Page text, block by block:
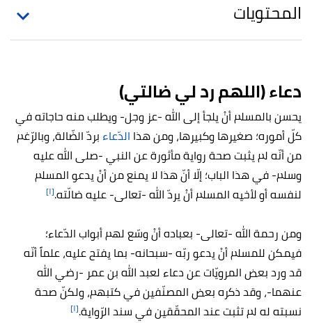
المحتويات
دعاء (اللهم رد لي ضالتي)
يحسن بالمسلم أنْ يلجأ إلى الله -عز وجل- ويطلب منه حاجاته في
كلّ أموره؛ صغيرها وكبيرها، ومن هذا الدّعاءبردّ الضّالة، وبالرّغم
من أنّه لم يثبت صحة رواية مأثورة عن النبي -صلى الله عليه
وسلم- في هذا الباب؛ إلّا أنّ هذا لا يمنع من أنْ يدعو المسلم
لنفسه أو لأخيه المسلم أنْ يردّ الله -تعالى- عليه ضالّته.[١]
ومن رحمة الله -تعالى- بعباده أنْ وسّع لهم أبواب الدّعاء؛
فيمكن للمسلم أنْ يدعو ربّه -سبحانه- بما يفتح عليه، علماً أنّه
قد ورد بعض المرويّات عن دعاء لعبد الله بن عمر -رضي الله
عنهما-، وقد ذكره بعض المصنّفين في كتبهم، ولكنّ صحة
نسبته له لم تثبت عند المحقّقين في سند الرّواية.[١]